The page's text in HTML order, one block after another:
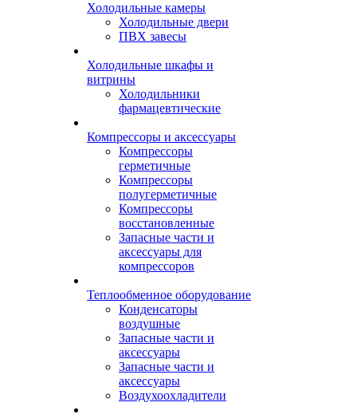
Холодильные камеры
Холодильные двери
ПВХ завесы
Холодильные шкафы и
витрины
Холодильники
фармацевтические
Компрессоры и аксессуары
Компрессоры
герметичные
Компрессоры
полугерметичные
Компрессоры
восстановленные
Запасные части и
аксессуары для
компрессоров
Теплообменное оборудование
Конденсаторы
воздушные
Запасные части и
аксессуары
Запасные части и
аксессуары
Воздухоохладители